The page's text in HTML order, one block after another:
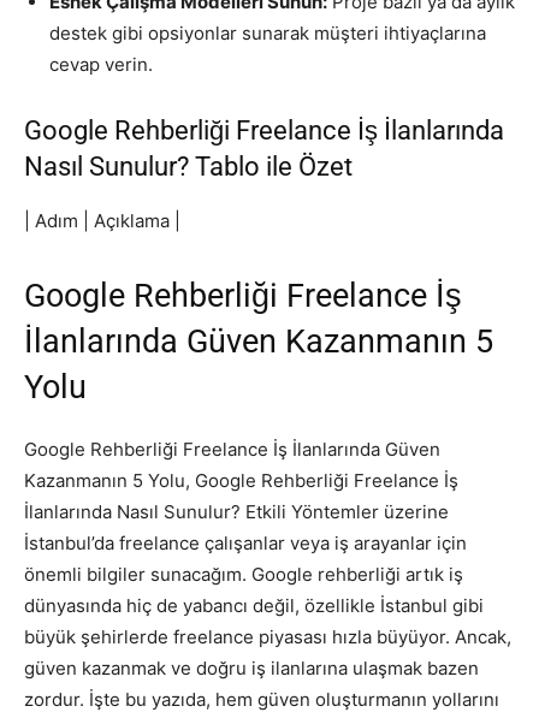
destek gibi opsiyonlar sunarak müşteri ihtiyaçlarına
cevap verin.
Google Rehberliği Freelance İş İlanlarında
Nasıl Sunulur? Tablo ile Özet
| Adım | Açıklama |
Google Rehberliği Freelance İş
İlanlarında Güven Kazanmanın 5
Yolu
Google Rehberliği Freelance İş İlanlarında Güven
Kazanmanın 5 Yolu, Google Rehberliği Freelance İş
İlanlarında Nasıl Sunulur? Etkili Yöntemler üzerine
İstanbul’da freelance çalışanlar veya iş arayanlar için
önemli bilgiler sunacağım. Google rehberliği artık iş
dünyasında hiç de yabancı değil, özellikle İstanbul gibi
büyük şehirlerde freelance piyasası hızla büyüyor. Ancak,
güven kazanmak ve doğru iş ilanlarına ulaşmak bazen
zordur. İşte bu yazıda, hem güven oluşturmanın yollarını